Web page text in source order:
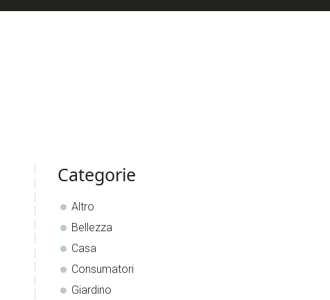
sidebar
Blog
Categorie
Altro
Bellezza
Casa
Consumatori
Giardino